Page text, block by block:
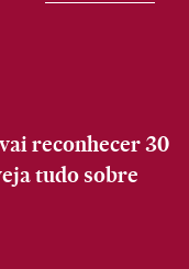
reconhecer 30
tudo sobre